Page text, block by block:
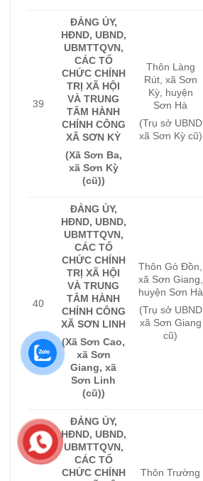
39
ĐẢNG ỦY,
HĐND, UBND,
UBMTTQVN,
CÁC TỔ
CHỨC CHÍNH
TRỊ XÃ HỘI
VÀ TRUNG
TÂM HÀNH
CHÍNH CÔNG
XÃ SƠN KỲ
(Xã Sơn Ba,
xã Sơn Kỳ
(cũ))
Thôn Làng
Rút, xã Sơn
Kỳ, huyện
Sơn Hà
(Trụ sở UBND
xã Sơn Kỳ cũ)
40
ĐẢNG ỦY,
HĐND, UBND,
UBMTTQVN,
CÁC TỔ
CHỨC CHÍNH
TRỊ XÃ HỘI
VÀ TRUNG
TÂM HÀNH
CHÍNH CÔNG
XÃ SƠN LINH
(Xã Sơn Cao,
xã Sơn
Giang, xã
Sơn Linh
(cũ))
Thôn Gò Đồn,
xã Sơn Giang,
huyện Sơn Hà
(Trụ sở UBND
xã Sơn Giang
cũ)
ĐẢNG ỦY,
HĐND, UBND,
UBMTTQVN,
CÁC TỔ
CHỨC CHÍNH
Thôn Trường